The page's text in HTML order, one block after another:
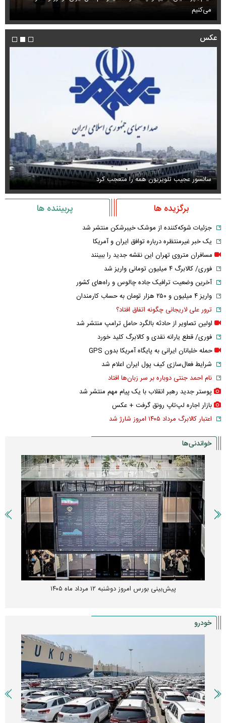
می‌کنیم
عکس
سانسور عجیب تلویزیون همه را متعجب کرد
برگزیده ها پربیننده ها
جزئیات شوکه‌کننده از موشک خیبرشکن منتشر شد
یک خبر غیرمنتظره درباره توافق ایران و آمریکا
مسافران متروی تهران این نقشه جدید را ببینند
فوری/ کالابرگ ۴ میلیون تومانی واریز شد
آخرین وضعیت ترافیک جاده چالوس و راه‌های کشور
واریز ۴ میلیون و ۲۵۰ هزار تومان به حساب کارمندان
ترور علی لاریجانی چگونه اتفاق افتاد؟
اولین تصاویر از حادثه بالگرد حامل ترامپ منتشر شد
فوری/ قطع یارانه نقدی و کالابرگ کلید خورد
حمله خلبانان ایرانی به پایگاه آمریکا بدون GPS
شرایط فعال‌سازی کیف پول ایران اعلام شد
نام احمد جنتی دوباره بر سر زبان‌ها افتاد
پوستر جدید رهبر انقلاب با یک پیام مهم منتشر شد
بازار اجاره لپ‌تاپ رونق گرفت + عکس
اعتبار کالابرگ مرداد ۱۴۰۵ امروز شارژ شد
خواندنی‌ها
پیش‌بینی بورس امروز دوشنبه ۱۲ مرداد ماه ۱۴۰۵
خودرو